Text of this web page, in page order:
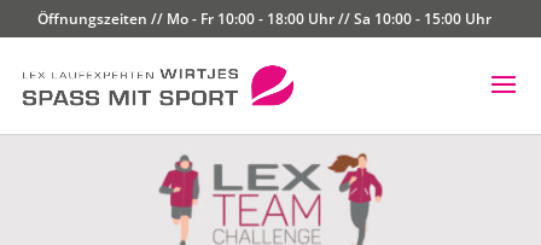
Öffnungszeiten // Mo - Fr 10:00 - 18:00 Uhr // Sa 10:00 - 15:00 Uhr